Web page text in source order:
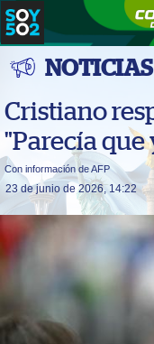
NOTICIAS
Cristiano
"Parecía que
Con información de AFP
23 de junio de 2026, 14:22